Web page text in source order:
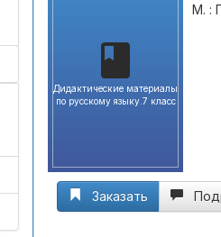
Дидактические материалы
по русскому языку.7 класс
М. :
Заказать